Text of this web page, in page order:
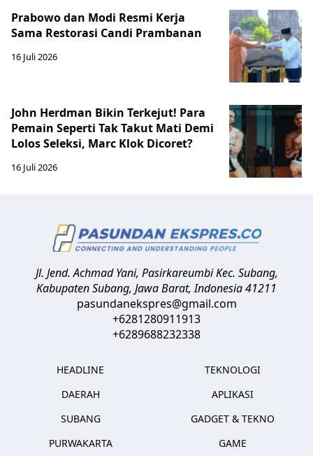
Prabowo dan Modi Resmi Kerja
Sama Restorasi Candi Prambanan
16 Juli 2026
John Herdman Bikin Terkejut! Para
Pemain Seperti Tak Takut Mati Demi
Lolos Seleksi, Marc Klok Dicoret?
16 Juli 2026
Jl. Jend. Achmad Yani, Pasirkareumbi Kec. Subang,
Kabupaten Subang, Jawa Barat,Indonesia41211
pasundanekspres@gmail.com
+6281280911913
+6289688232338
HEADLINE
DAERAH
SUBANG
PURWAKARTA
TEKNOLOGI
APLIKASI
GADGET & TEKNO
GAME